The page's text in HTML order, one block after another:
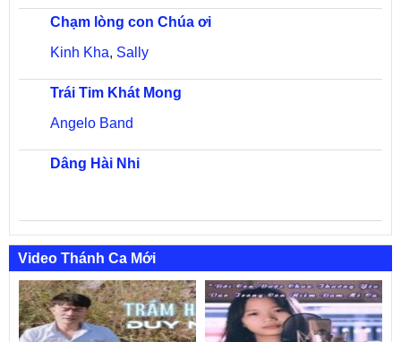
Chạm lòng con Chúa ơi
Kinh Kha, Sally
Trái Tim Khát Mong
Angelo Band
Dâng Hài Nhi
Video Thánh Ca Mới